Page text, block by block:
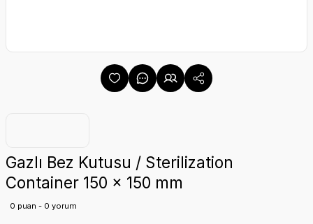
Gazlı Bez Kutusu / Sterilization
Container 150 x 150 mm
0 puan - 0 yorum